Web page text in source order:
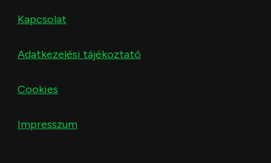
Kapcsolat
Adatkezelési tájékoztató
Cookies
Impresszum